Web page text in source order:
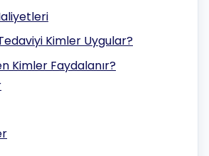
Kimler Uygular?
Kimler Faydalanır?